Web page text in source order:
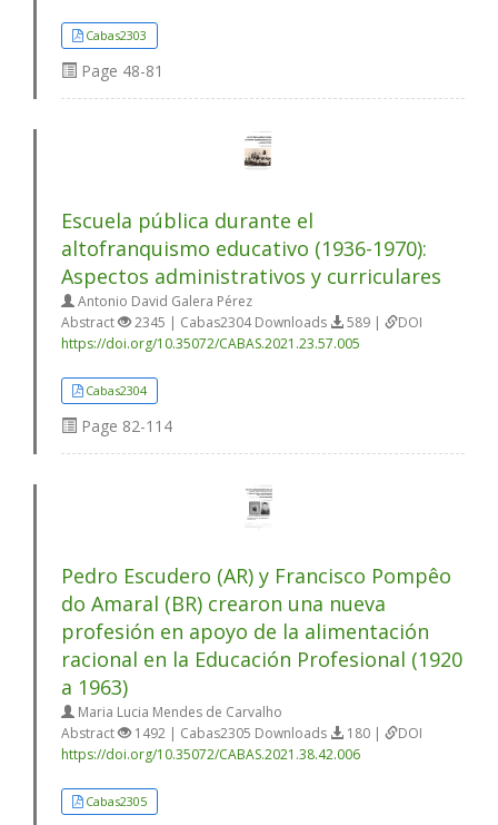
Cabas2303
Page 48-81
Escuela pública durante el
altofranquismo educativo (1936-1970):
Aspectos administrativos y curriculares
Antonio David Galera Pérez
Abstract
2345 | Cabas2304 Downloads 589 |
DOI
https://doi.org/10.35072/CABAS.2021.23.57.005
Cabas2304
Page 82-114
Pedro Escudero (AR) y Francisco Pompêo
do Amaral (BR) crearon una nueva
profesión en apoyo de la alimentación
racional en la Educación Profesional (1920
a 1963)
Maria Lucia Mendes de Carvalho
Abstract
1492 | Cabas2305 Downloads 180 |
DOI
https://doi.org/10.35072/CABAS.2021.38.42.006
Cabas2305